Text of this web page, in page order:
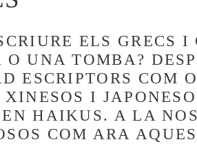
ELS GRECS
UNA TOMBA?
ESCRIPTORS COM
I
HAIKUS. A LA
COM ARA